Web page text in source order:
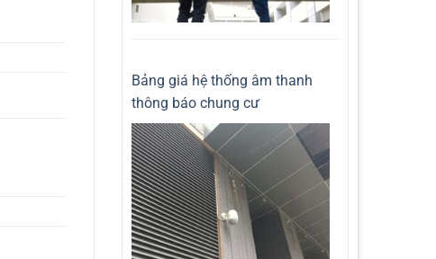
Bảng giá hệ thống âm thanh
thông báo chung cư